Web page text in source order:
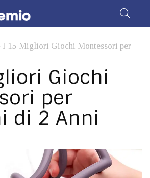
I 15 Migliori Giochi Montessori per
Giochi
per
di 2 Anni